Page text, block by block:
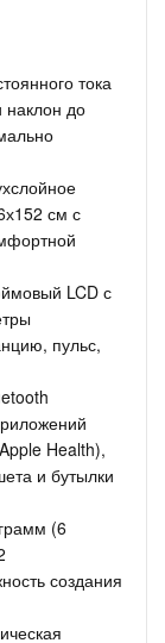
тока
наклон до
см с
LCD с
пульс,
Health),
и бутылки
(6
создания